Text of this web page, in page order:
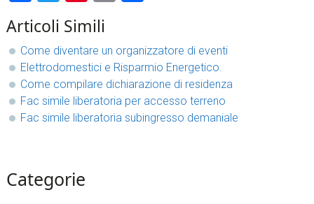
Articoli Simili
Come diventare un organizzatore di eventi
Elettrodomestici e Risparmio Energetico.
Come compilare dichiarazione di residenza
Fac simile liberatoria per accesso terreno
Fac simile liberatoria subingresso demaniale​
sidebar
Blog
Categorie